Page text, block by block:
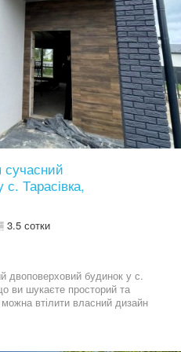
200 000 $ Без комісії для
перегляд! Ірина АН
Тарасівка,
3.5 сотки
двоповерховий будинок у с.
ви шукаєте просторий та
втілити власний дизайн
— 3,5 сотки Будинок під
стін; - чистова стяжка підлоги;